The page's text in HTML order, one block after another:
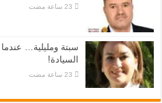
سبتة ومليلية…
السيادة!